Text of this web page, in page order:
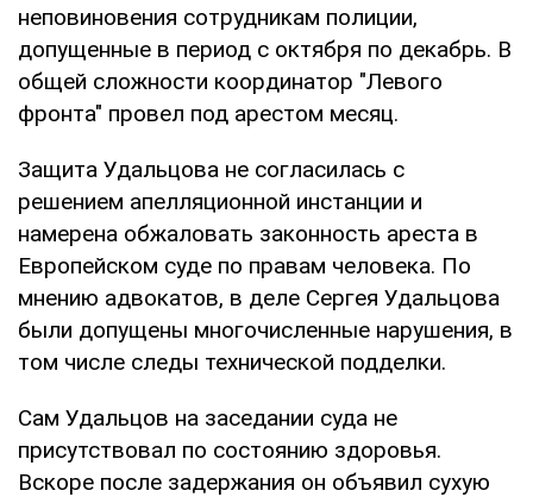
неповиновения сотрудникам полиции,
допущенные в период с октября по декабрь. В
общей сложности координатор "Левого
фронта" провел под арестом месяц.
Защита Удальцова не согласилась с
решением апелляционной инстанции и
намерена обжаловать законность ареста в
Европейском суде по правам человека. По
мнению адвокатов, в деле Сергея Удальцова
были допущены многочисленные нарушения, в
том числе следы технической подделки.
Сам Удальцов на заседании суда не
присутствовал по состоянию здоровья.
Вскоре после задержания он объявил сухую